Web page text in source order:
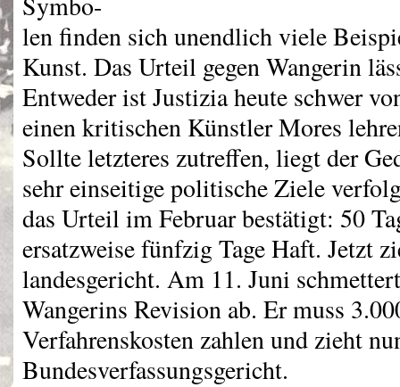
len finden sich unendlich viele
Kunst. Das Urteil gegen Wangerin
Entweder ist Justizia heute schwer
einen kritischen Künstler Mores
Sollte letzteres zutreffen, liegt der
sehr einseitige politische Ziele
das Urteil im Februar bestätigt: 50
ersatzweise fünfzig Tage Haft. Jetzt
landesgericht. Am 11. Juni
Wangerins Revision ab. Er muss
Verfahrenskosten zahlen und zieht
Bundesverfassungsgericht.